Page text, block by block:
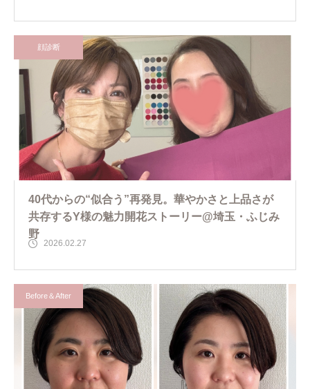
顔診断
40代からの“似合う”再発見。華やかさと上品さが
共存するY様の魅力開花ストーリー@埼玉・ふじみ
野
2026.02.27
Before＆After